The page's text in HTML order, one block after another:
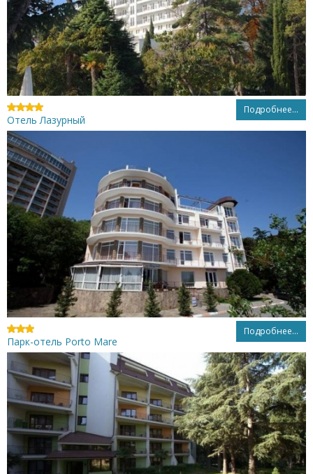
Подробнее...
Отель Лазурный
Подробнее...
Парк-отель Porto Mare